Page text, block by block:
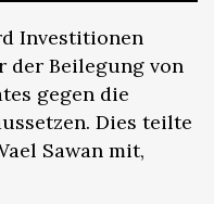
Investitionen
der Beilegung von
gegen die
Dies teilte
Sawan mit,